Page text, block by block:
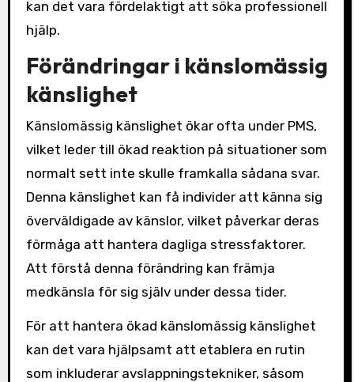
kan det vara fördelaktigt att söka professionell
hjälp.
Förändringar i känslomässig
känslighet
Känslomässig känslighet ökar ofta under PMS,
vilket leder till ökad reaktion på situationer som
normalt sett inte skulle framkalla sådana svar.
Denna känslighet kan få individer att känna sig
överväldigade av känslor, vilket påverkar deras
förmåga att hantera dagliga stressfaktorer.
Att förstå denna förändring kan främja
medkänsla för sig själv under dessa tider.
För att hantera ökad känslomässig känslighet
kan det vara hjälpsamt att etablera en rutin
som inkluderar avslappningstekniker, såsom